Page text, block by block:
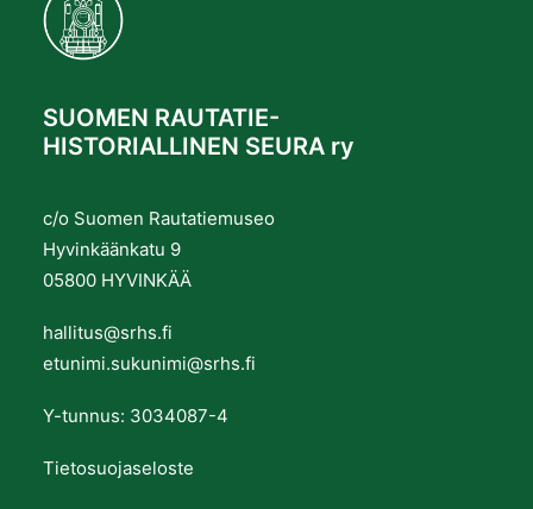
SUOMEN RAUTATIE-
HISTORIALLINEN SEURA ry
c/o Suomen Rautatiemuseo
Hyvinkäänkatu 9
05800 HYVINKÄÄ
hallitus@srhs.fi
etunimi.sukunimi@srhs.fi
Y-tunnus: 3034087-4
Tietosuojaseloste